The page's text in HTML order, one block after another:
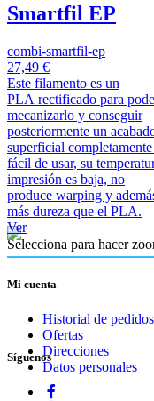
Smartfil EP
combi-smartfil-ep
27,49 €
Este filamento es un
PLA rectificado para
mecanizarlo y conseguir
posteriormente un
superficial
fácil de usar, su
impresión es baja, no
produce warping y
más dureza que el PLA.
Ver
Selecciona para hacer
Mi cuenta
Historial de pedidos
Ofertas
Direcciones
Datos personales
Síguenos